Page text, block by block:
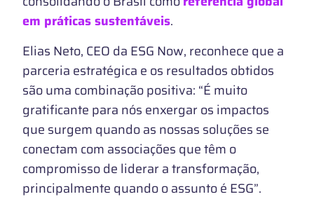
em práticas sustentáveis.
Elias Neto, CEO da ESG Now, reconhece que a
parceria estratégica e os resultados obtidos
são uma combinação positiva: “É muito
gratificante para nós enxergar os impactos
que surgem quando as nossas soluções se
conectam com associações que têm o
compromisso de liderar a transformação,
principalmente quando o assunto é ESG”.